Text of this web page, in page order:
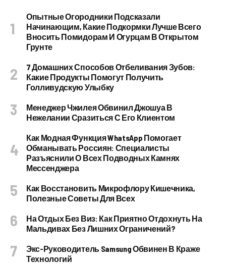
Опытные Огородники Подсказали
Начинающим, Какие Подкормки Лучше Всего
Вносить Помидорам И Огурцам В Открытом
Грунте
7 Домашних Способов Отбеливания Зубов:
Какие Продукты Помогут Получить
Голливудскую Улыбку
Менеджер Чжилея Обвинил Джошуа В
Нежелании Сразиться С Его Клиентом
Как Модная Функция WhatsApp Помогает
Обманывать Россиян: Специалисты
Разъяснили О Всех Подводных Камнях
Мессенджера
Как Восстановить Микрофлору Кишечника,
Полезные Советы Для Всех
На Отдых Без Виз: Как Приятно Отдохнуть На
Мальдивах Без Лишних Ограничений?
Экс-Руководитель Samsung Обвинен В Краже
Технологий